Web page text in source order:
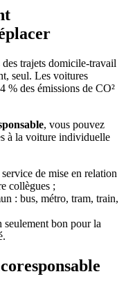
des trajets domicile-travail
seul. Les voitures
% des émissions de CO²
, vous pouvez
à la voiture individuelle
de mise en relation
collègues ;
: bus, métro, tram, train,
seulement bon pour la